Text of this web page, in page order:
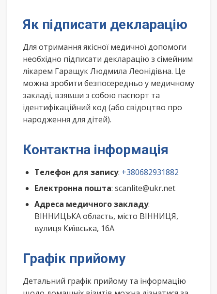
Як підписати декларацію
Для отримання якісної медичної допомоги
необхідно підписати декларацію з сімейним
лікарем Гаращук Людмила Леонідівна. Це
можна зробити безпосередньо у медичному
закладі, взявши з собою паспорт та
ідентифікаційний код (або свідоцтво про
народження для дітей).
Контактна інформація
Телефон для запису: +380682931882
Електронна пошта: scanlite@ukr.net
Адреса медичного закладу:
ВІННИЦЬКА область, місто ВІННИЦЯ,
вулиця Київська, 16А
Графік прийому
Детальний графік прийому та інформацію